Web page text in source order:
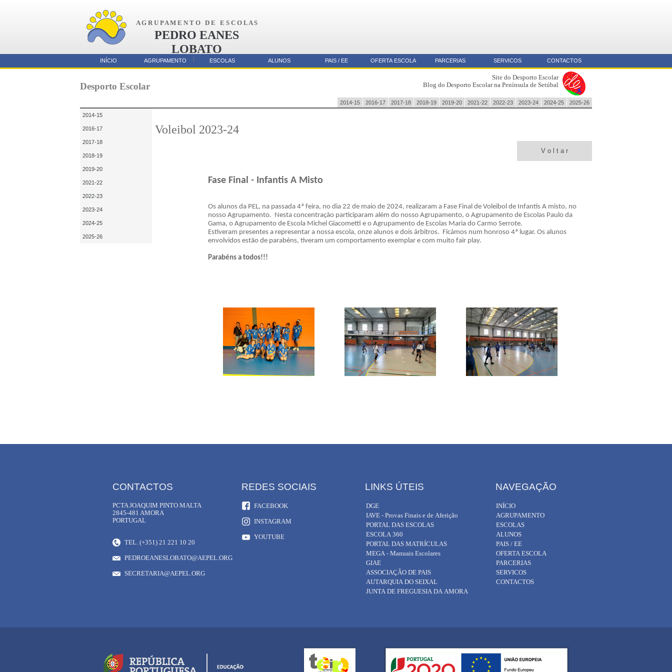
A G R U P A M E N T O D E E S C O L A S
PEDRO EANES
LOBATO
AMORA
Voleibol 2023-24
V o l t a r
2014-15 2016-17 2017-18 2018-19 2019-20 2021-22 2022-23 2023-24 2024-25 2025-26
2014-15
2016-17
2017-18
2018-19
2019-20
2021-22
2022-23
2023-24
2024-25
2025-26
Fase Final - Infantis A Misto
Os alunos da PEL, na passada 4ª feira, no dia 22 de maio de 2024, realizaram a Fase Final de Voleibol de Infantis A misto, no
nosso Agrupamento. Nesta concentração participaram além do nosso Agrupamento, o Agrupamento de Escolas Paulo da
Gama, o Agrupamento de Escola Michel Giacometti e o Agrupamento de Escolas Maria do Carmo Serrote.
Estiveram presentes a representar a nossa escola, onze alunos e dois árbitros. Ficámos num honroso 4ª lugar. Os alunos
envolvidos estão de parabéns, tiveram um comportamento exemplar e com muito fair play.
Parabéns a todos!!!
Parcerias
Desporto Escolar
Site do Desporto Escolar
Blog do Desporto Escolar na Península de Setúbal
INÍCIO AGRUPAMENTO ESCOLAS ALUNOS PAIS / EE OFERTA ESCOLA PARCERIAS SERVICOS CONTACTOS
TEL. (+351) 21 221 10 20
PEDROEANESLOBATO@AEPEL.ORG
SECRETARIA@AEPEL.ORG
FACEBOOK
INSTAGRAM
YOUTUBE
DGE
IAVE - Provas Finais e de Aferição
PORTAL DAS ESCOLAS
ESCOLA 360
PORTAL DAS MATRÍCULAS
MEGA - Manuais Escolares
GIAE
ASSOCIAÇÃO DE PAIS
AUTARQUIA DO SEIXAL
JUNTA DE FREGUESIA DA AMORA
CONTACTOS
PCTA JOAQUIM PINTO MALTA
2845-481 AMORA
PORTUGAL
NAVEGAÇÃO
INÍCIO
AGRUPAMENTO
ESCOLAS
ALUNOS
PAIS / EE
OFERTA ESCOLA
PARCERIAS
SERVICOS
CONTACTOS
REDES SOCIAIS LINKS ÚTEIS